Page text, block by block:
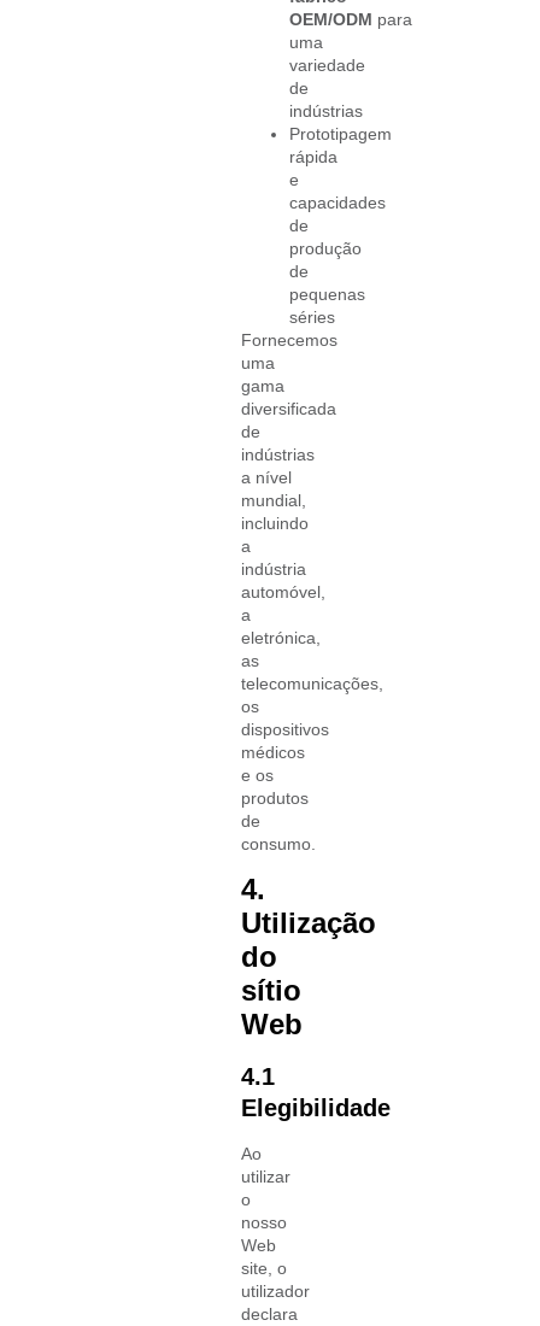
OEM/ODM para
uma
variedade
de
indústrias
Prototipagem
rápida
e
capacidades
de
produção
de
pequenas
séries
Fornecemos
uma
gama
diversificada
de
indústrias
a nível
mundial,
incluindo
a
indústria
automóvel,
a
eletrónica,
as
telecomunicações,
os
dispositivos
médicos
e os
produtos
de
consumo.
4.
Utilização
do
sítio
Web
4.1
Elegibilidade
Ao
utilizar
o
nosso
Web
site, o
utilizador
declara